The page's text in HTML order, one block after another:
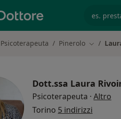
Psicoterapeuta Pinerolo Cambia
Dott.ssa Laura
Psicoterapeuta · Altro
Torino 5 indirizzi